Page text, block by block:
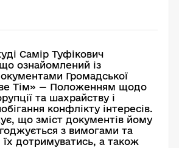
Самір Туфікович
ознайомлений із
Громадської
Тім» — Положенням щодо
та шахрайству і
конфлікту інтересів.
що зміст документів йому
з вимогами та
їх дотримуватись, а також